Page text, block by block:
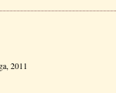
2011